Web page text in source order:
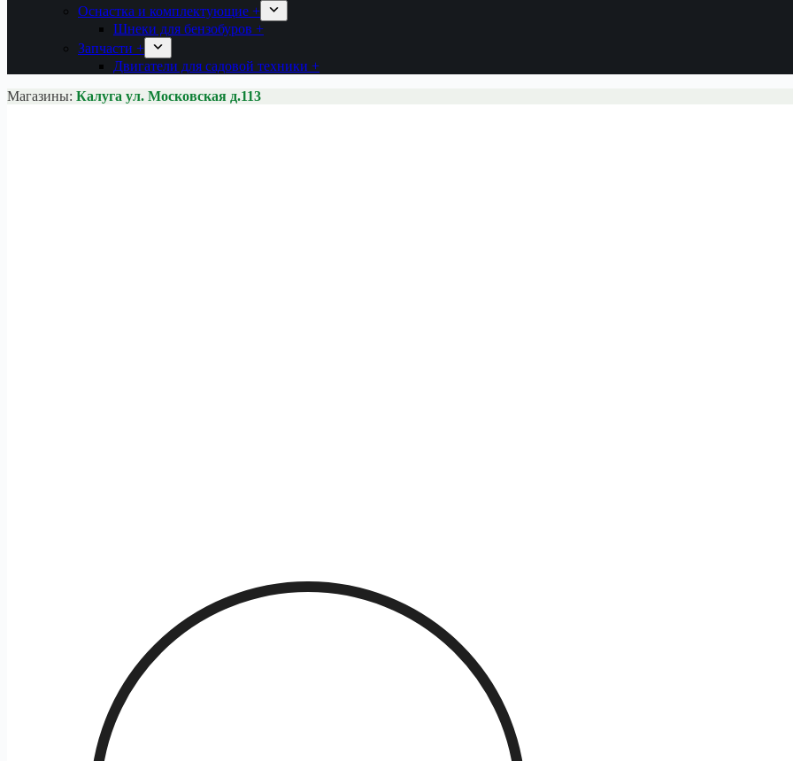
Оснастка и комплектующие +
Шнеки для бензобуров +
Запчасти +
Двигатели для садовой техники +
Магазины: Калуга ул. Московская д.113